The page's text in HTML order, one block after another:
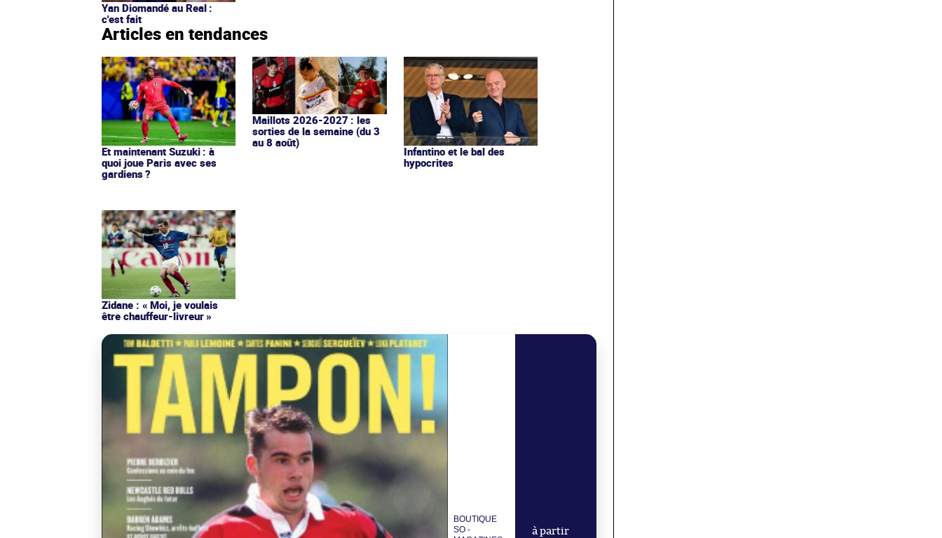
Yan Diomandé au Real :
c'est fait
Articles en tendances
Et maintenant Suzuki : à
quoi joue Paris avec ses
gardiens ?
Maillots 2026-2027 : les
sorties de la semaine (du 3
au 8 août)
Infantino et le bal des
hypocrites
Zidane : « Moi, je voulais
être chauffeur-livreur »
BOUTIQUE
SO -
à partir